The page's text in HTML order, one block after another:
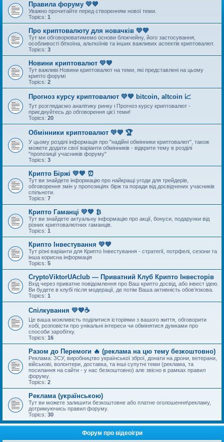
Правила форуму 💛💙
Уважно прочитайте перед створенням нової теми.
Topics: 1
Про криптовалюту для новачків 💛💙
Тут ми обговорюватимемо основи блокчейну, його застосування,
особливості біткоїна, альткоїнів та інших важливих аспектів криптовалют.
Topics: 3
Новини криптовалют 💛💙
Тут важливі Новини криптовалют на теми, які представлені на цьому
крипто форумі
Topics: 2
Прогноз курсу криптовалют 💛💙 bitcoin, altcoin 📈
Тут розглядаємо аналітику ринку і Прогноз курсу криптовалют -
приєднуйтесь до обговорення цієї теми!
Topics: 20
Обмінники криптовалют 💛💙 🏆
У цьому розділі інформація про "надійні обмінники криптовалют", також
можете додати свої варіанти обмінників - відкрити тему в розділі
"пропозиції учасників форуму"
Topics: 3
Крипто Біржі 💛💙 ⏰
Тут ви знайдете інформацію про найкращі угоди для трейдерів,
обговорення змін у пропозиціях бірж та поради від досвідчених учасників
спільноти.
Topics: 7
Крипто Гаманці 💛💙 ₿
Тут ви знайдете актуальну інформацію про акції, бонуси, подарунки від
різних криптовалютних гаманців.
Topics: 1
Крипто Інвестування 💛💙
Тут різні варіанти для Крипто Інвестування - стратегії, потрфелі, сезони та
інша корисна інформація
Topics: 5
CryptoViktorUAclub — Приватний Клуб Крипто Інвесторів
Вхід через приватне повідомлення про Ваш крипто досвід, або інвест ідею.
Ви будете в клубі після модерації, де потім Ваша активність обов’язкова.
Topics: 1
Спілкування 💛💙☕
Це ваша можливість поділитися історіями з вашого життя, обговорити
хобі, розповісти про унікальні інтереси чи обмінятися думками про
способи заробітку.
Topics: 16
Разом до Перемоги 🔥 (реклама на цю тему безкоштовно)
Реклама: ЗСУ, виробництво української зброї, донати на дрони, ветерани,
військові, волонтери, доставка, та інші супутні теми (реклама, та
посилання на сайти - у нас безкоштовно) але звісно в рамках правил
форуму.
Topics: 2
Реклама (українською)
Тут ви можете залишити безкоштовне або платне оголошення\рекламу,
дотримуючись правил форуму.
Topics: 30
Форум про відеоігри